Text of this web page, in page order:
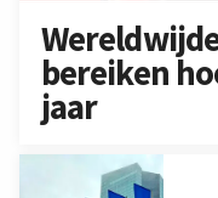
bereiken
jaar